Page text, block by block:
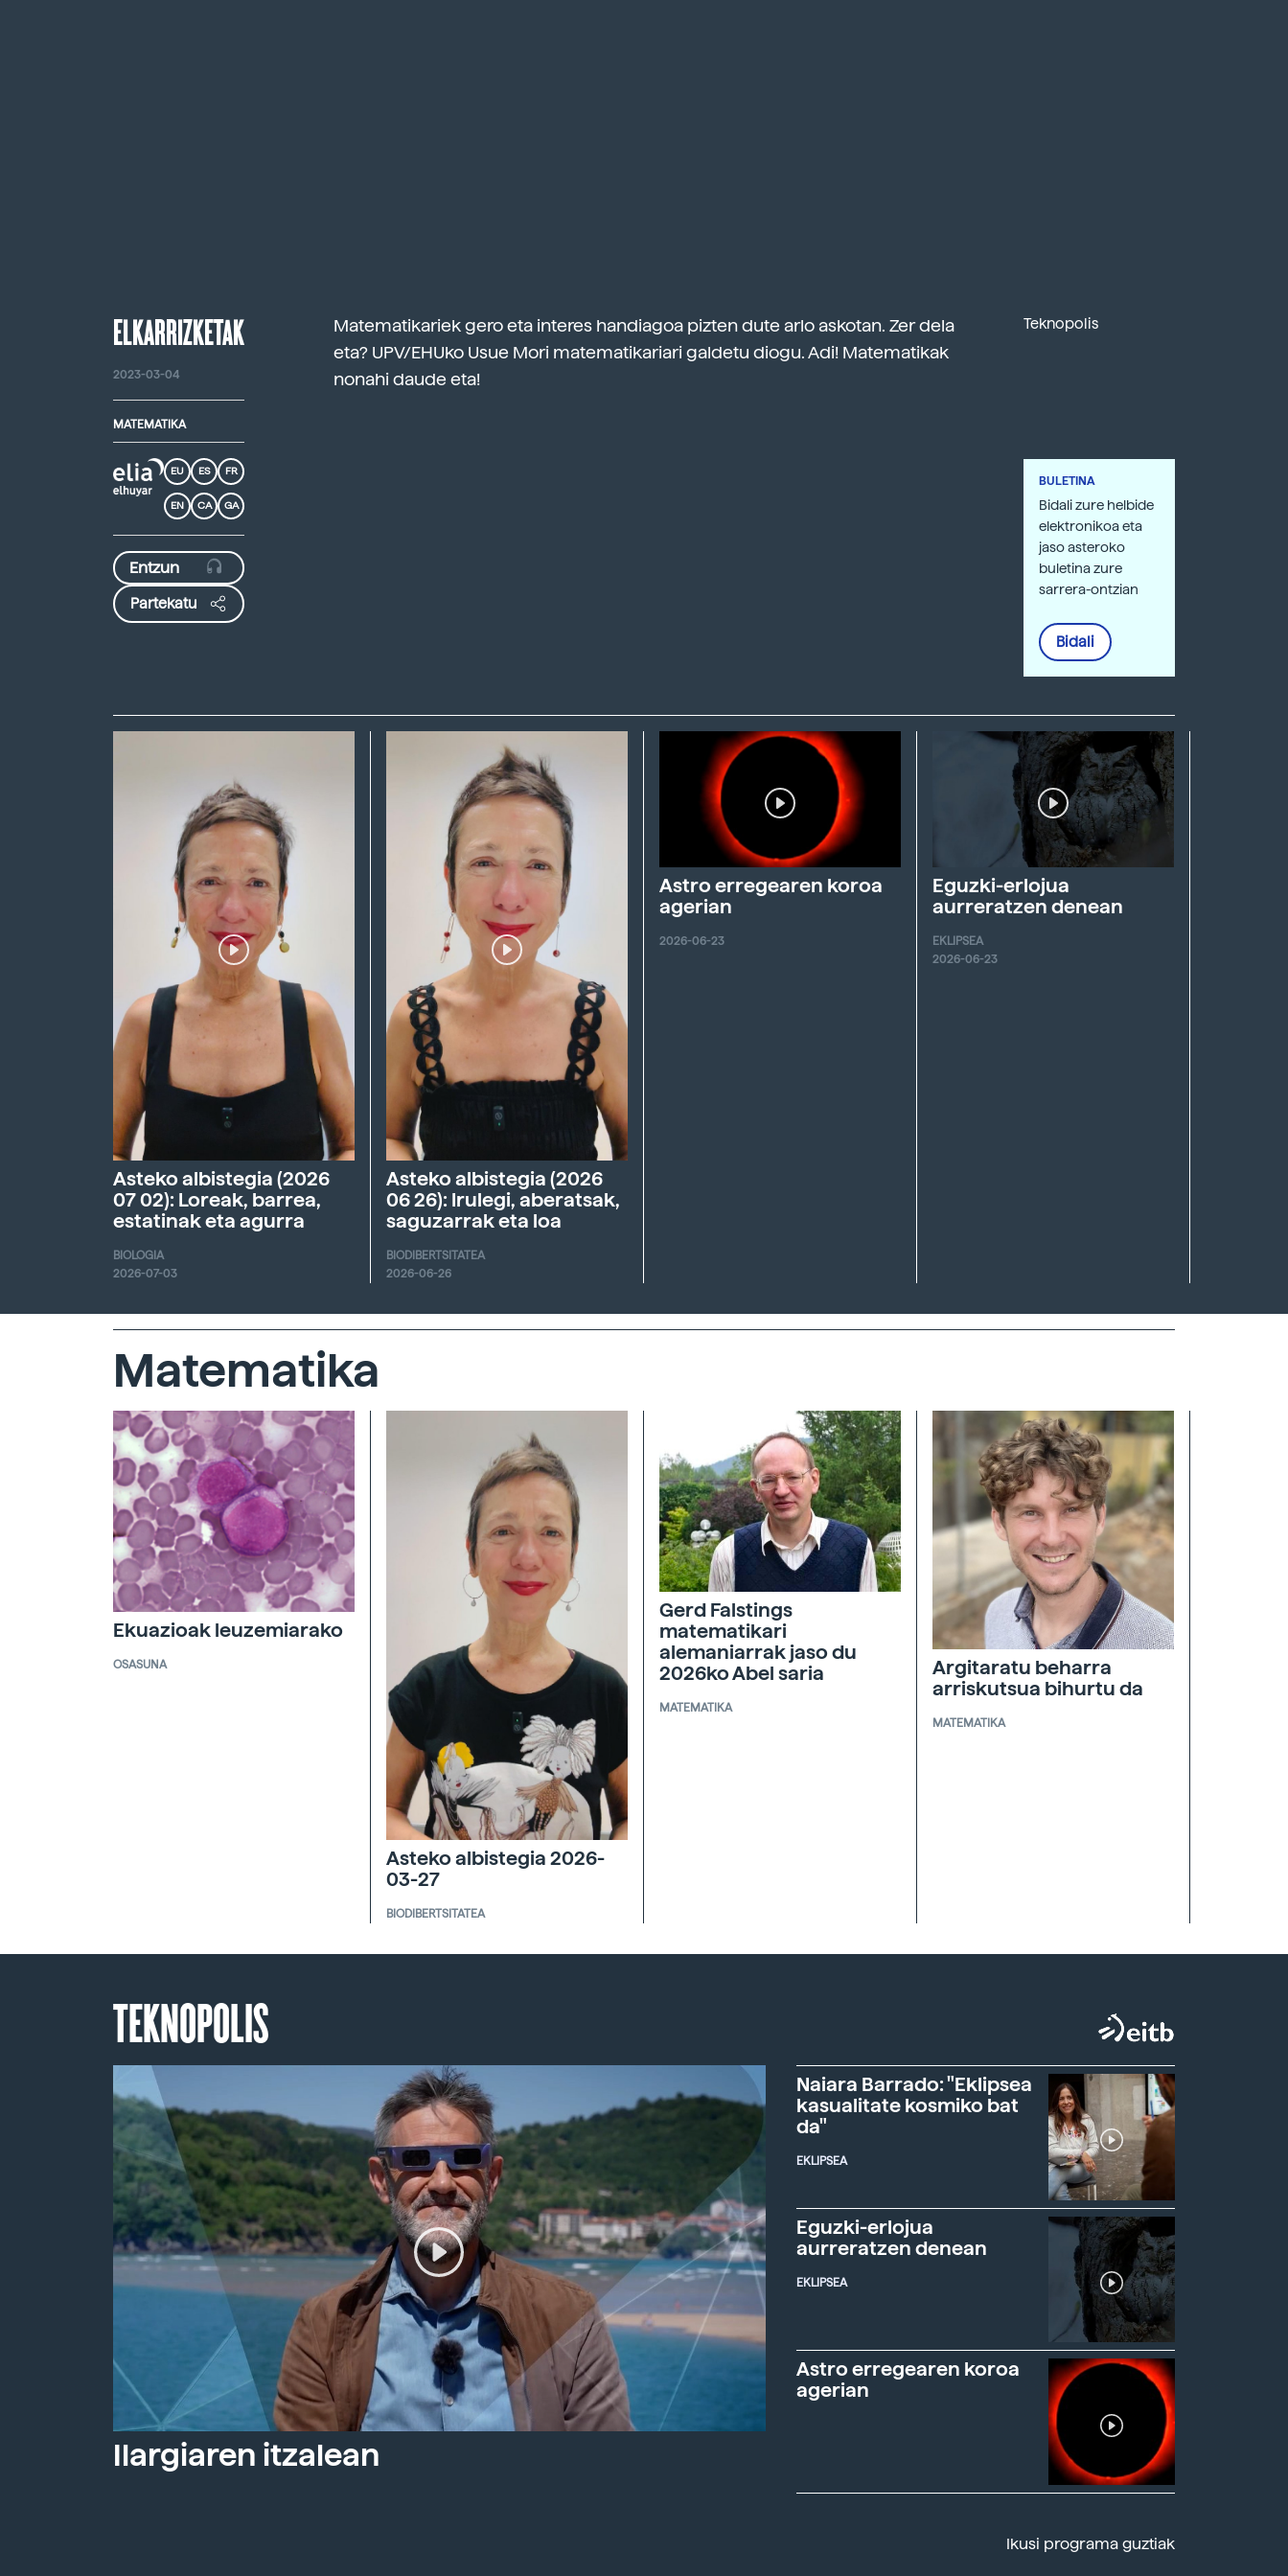
ELKARRIZKETAK
2023-03-04
MATEMATIKA
EU ES FR
EN CA GA
Partekatu
Matematikariek gero eta interes handiagoa pizten dute arlo askotan. Zer dela
eta? UPV/EHUko Usue Mori matematikariari galdetu diogu. Adi! Matematikak
nonahi daude eta!
Teknopolis
BULETINA
Bidali zure helbide
elektronikoa eta
jaso asteroko
buletina zure
sarrera-ontzian
Bidali
Asteko albistegia (2026
07 02): Loreak, barrea,
estatinak eta agurra
BIOLOGIA
2026-07-03
Asteko albistegia (2026
06 26): Irulegi, aberatsak,
saguzarrak eta loa
BIODIBERTSITATEA
2026-06-26
Astro erregearen koroa
agerian
2026-06-23
Eguzki-erlojua
aurreratzen denean
EKLIPSEA
2026-06-23
Matematika
Ekuazioak leuzemiarako
OSASUNA
Asteko albistegia 2026-
03-27
BIODIBERTSITATEA
Gerd Falstings
matematikari
alemaniarrak jaso du
2026ko Abel saria
MATEMATIKA
Argitaratu beharra
arriskutsua bihurtu da
MATEMATIKA
TEKNOPOLIS
Ilargiaren itzalean
Naiara Barrado: "Eklipsea
kasualitate kosmiko bat
da"
EKLIPSEA
Eguzki-erlojua
aurreratzen denean
EKLIPSEA
Astro erregearen koroa
agerian
Ikusi programa guztiak